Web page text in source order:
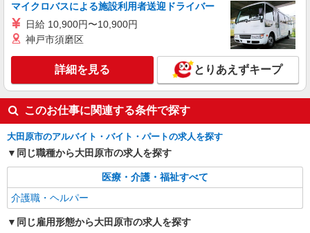
キープ 詳細を見る
派遣社員
株式会社kotrio /●UT-H-1977803
大田原市≫日払いですぐゲッツ！グルホで家
事・生活サポートなど
時給1500円〜2125円 ＜日払い有/週払い有/交
通費全支給(ガソリン代含む)＞
大田原市
キープ 詳細を見る
派遣社員
株式会社kotrio /●UT-H-2051320
大田原市＊年齢不問◎未経験から安定した業界
マイクロバスによる施設利用者送迎ドライバー
日給 10,900円〜10,900円
神戸市須磨区
詳細を見る とりあえずキープ
このお仕事に関連する条件で探す
大田原市のアルバイト・バイト・パートの求人を探す
同じ職種から大田原市の求人を探す
医療・介護・福祉すべて
介護職・ヘルパー
同じ雇用形態から大田原市の求人を探す